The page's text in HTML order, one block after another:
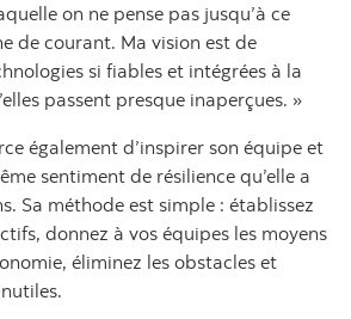
on ne pense pas jusqu’à ce
de courant. Ma vision est de
si fiables et intégrées à la
passent presque inaperçues. »
également d’inspirer son équipe et
sentiment de résilience qu’elle a
Sa méthode est simple : établissez
donnez à vos équipes les moyens
éliminez les obstacles et